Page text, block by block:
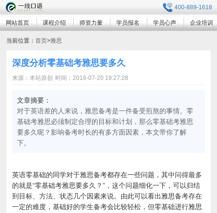
400-889-1618
网站首页 课程介绍 师资力量 学员报名 学员心声 企业培训
当前位置：首页>雅思
深度分析零基础考雅思要多久
来源：本站原创 时间：2018-07-20 19:27:28
文章摘要：
对于英语差的人来说，雅思备考是一件备受煎熬的事情。零
基础考雅思必须制定合理的目标和计划，那么零基础考雅思
要多久呢？影响备考时长的有多方面因素，本文带你了解
下。
英语零基础的同学对于雅思备考都存在一些问题，其中问得最多
的就是“零基础考雅思要多久？”，这个问题细化一下，可以归结
到目标、方法、状态几个因素来说。由此可以看出雅思备考存在
一定的难度，基础好的学生备考会比较轻松，但零基础进行雅思